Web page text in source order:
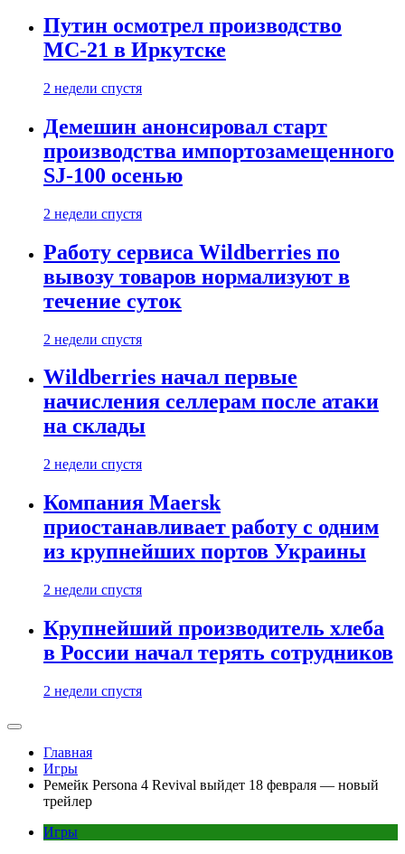
Путин осмотрел производство
МС-21 в Иркутске
2 недели спустя
Демешин анонсировал старт
производства импортозамещенного
SJ-100 осенью
2 недели спустя
Работу сервиса Wildberries по
вывозу товаров нормализуют в
течение суток
2 недели спустя
Wildberries начал первые
начисления селлерам после атаки
на склады
2 недели спустя
Компания Maersk
приостанавливает работу с одним
из крупнейших портов Украины
2 недели спустя
Крупнейший производитель хлеба
в России начал терять сотрудников
2 недели спустя
Главная
Игры
Ремейк Persona 4 Revival выйдет 18 февраля — новый
трейлер
Игры